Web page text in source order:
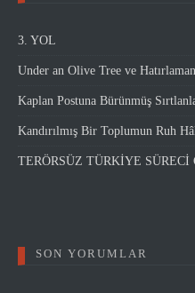
3. YOL
Under an Olive Tree ve
Kaplan Postuna Bürünmüş
Kandırılmış Bir Toplumun Ruh
TERÖRSÜZ TÜRKİYE
SON YORUMLAR